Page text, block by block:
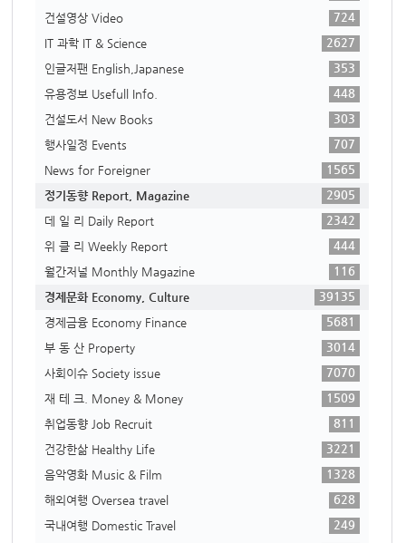
건설영상 Video
724
IT 과학 IT & Science
2627
인글저팬 English,Japanese
353
유용정보 Usefull Info.
448
건설도서 New Books
303
행사일정 Events
707
News for Foreigner
1565
정기동향 Report, Magazine
2905
데 일 리 Daily Report
2342
위 클 리 Weekly Report
444
월간저널 Monthly Magazine
116
경제문화 Economy, Culture
39135
경제금융 Economy Finance
5681
부 동 산 Property
3014
사회이슈 Society issue
7070
재 테 크. Money & Money
1509
취업동향 Job Recruit
811
건강한삶 Healthy Life
3221
음악영화 Music & Film
1328
해외여행 Oversea travel
628
국내여행 Domestic Travel
249